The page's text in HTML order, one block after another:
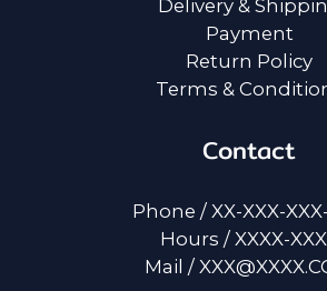
Delivery &
Payment
Return Policy
Terms &
Contact
Phone / XX-XXX-
Hours / XXXX-
Mail /